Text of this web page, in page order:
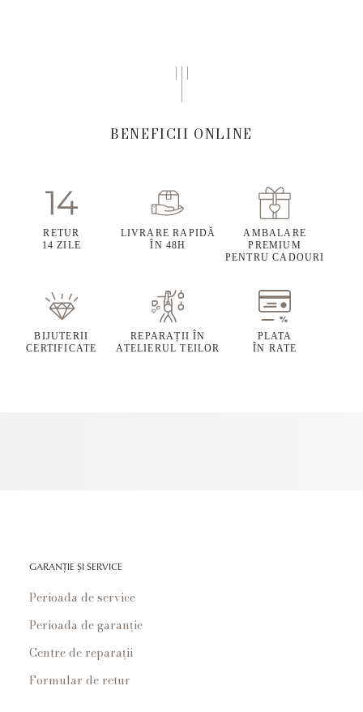
BENEFICII ONLINE
RETUR
14 ZILE
LIVRARE RAPIDĂ
ÎN 48H
AMBALARE
PREMIUM
PENTRU CADOURI
BIJUTERII
CERTIFICATE
REPARAȚII ÎN
ATELIERUL TEILOR
PLATA
ÎN RATE
GARANȚIE ȘI SERVICE
Perioada de service
Perioada de garanție
Centre de reparații
Formular de retur